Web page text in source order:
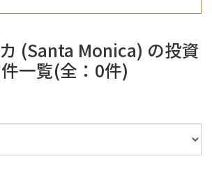
(Santa Monica) の投資
一覧(全：0件)